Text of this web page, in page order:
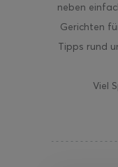
neben
Gerichten
Tipps rund
Viel